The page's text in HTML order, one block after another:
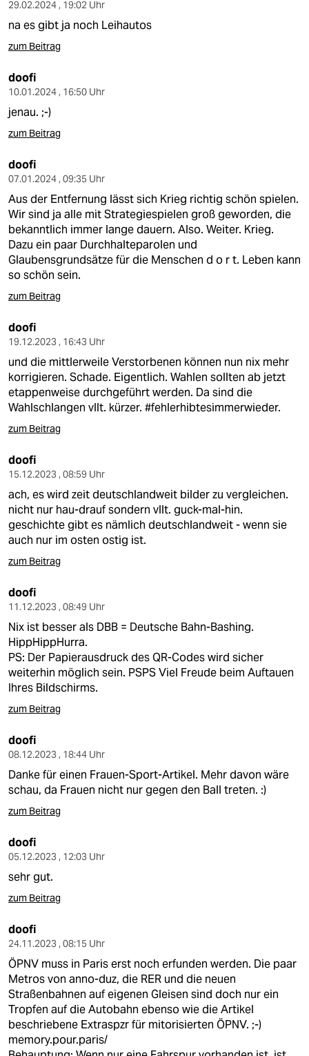
29.02.2024 , 19:02 Uhr
na es gibt ja noch Leihautos
zum Beitrag
doofi
10.01.2024 , 16:50 Uhr
jenau. ;-)
zum Beitrag
doofi
07.01.2024 , 09:35 Uhr
Aus der Entfernung lässt sich Krieg richtig schön spielen.
Wir sind ja alle mit Strategiespielen groß geworden, die
bekanntlich immer lange dauern. Also. Weiter. Krieg.
Dazu ein paar Durchhalteparolen und
Glaubensgrundsätze für die Menschen d o r t. Leben kann
so schön sein.
zum Beitrag
doofi
19.12.2023 , 16:43 Uhr
und die mittlerweile Verstorbenen können nun nix mehr
korrigieren. Schade. Eigentlich. Wahlen sollten ab jetzt
etappenweise durchgeführt werden. Da sind die
Wahlschlangen vllt. kürzer. #fehlerhibtesimmerwieder.
zum Beitrag
doofi
15.12.2023 , 08:59 Uhr
ach, es wird zeit deutschlandweit bilder zu vergleichen.
nicht nur hau-drauf sondern vllt. guck-mal-hin.
geschichte gibt es nämlich deutschlandweit - wenn sie
auch nur im osten ostig ist.
zum Beitrag
doofi
11.12.2023 , 08:49 Uhr
Nix ist besser als DBB = Deutsche Bahn-Bashing.
HippHippHurra.
PS: Der Papierausdruck des QR-Codes wird sicher
weiterhin möglich sein. PSPS Viel Freude beim Auftauen
Ihres Bildschirms.
zum Beitrag
doofi
08.12.2023 , 18:44 Uhr
Danke für einen Frauen-Sport-Artikel. Mehr davon wäre
schau, da Frauen nicht nur gegen den Ball treten. :)
zum Beitrag
doofi
05.12.2023 , 12:03 Uhr
sehr gut.
zum Beitrag
doofi
24.11.2023 , 08:15 Uhr
ÖPNV muss in Paris erst noch erfunden werden. Die paar
Metros von anno-duz, die RER und die neuen
Straßenbahnen auf eigenen Gleisen sind doch nur ein
Tropfen auf die Autobahn ebenso wie die Artikel
beschriebene Extraspzr für mitorisierten ÖPNV. ;-)
memory.pour.paris/